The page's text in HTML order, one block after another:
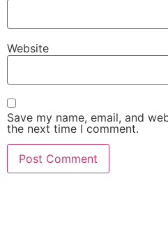
Website
Save my name, email, and
the next time I comment.